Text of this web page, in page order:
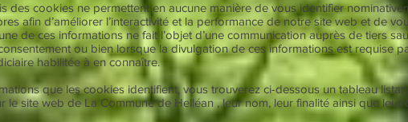
des cookies ne permettent en aucune manière de vous identifier
afin d’améliorer l’interactivité et la performance de notre site web et de
de ces informations ne fait l’objet d’une communication auprès de tiers
ou bien lorsque la divulgation de ces informations est requise
habilitée à en connaître.
que les cookies identifient, vous trouverez ci-dessous un tableau
le site web de La Commune de Helléan , leur nom, leur finalité ainsi que leur